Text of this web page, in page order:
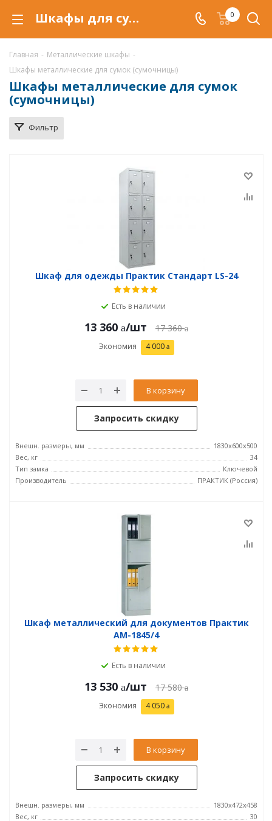
Шкафы для сумок металлические купить по низкой цене в Белгороде, шкаф для сумок в магазине 0
Главная - Металлические шкафы -
Шкафы металлические для сумок (сумочницы)
Шкафы металлические для сумок
(сумочницы)
Фильтр
Шкаф для одежды Практик Стандарт LS-24
Есть в наличии
13 360 /шт 17 360
Экономия 4 000
В корзину
Запросить скидку
Внешн. размеры, мм
1830x600x500
Вес, кг
34
Тип замка
Ключевой
Производитель
ПРАКТИК (Россия)
Шкаф металлический для документов Практик
AM-1845/4
Есть в наличии
13 530 /шт 17 580
Экономия 4 050
В корзину
Запросить скидку
Внешн. размеры, мм
1830x472x458
Вес, кг
30